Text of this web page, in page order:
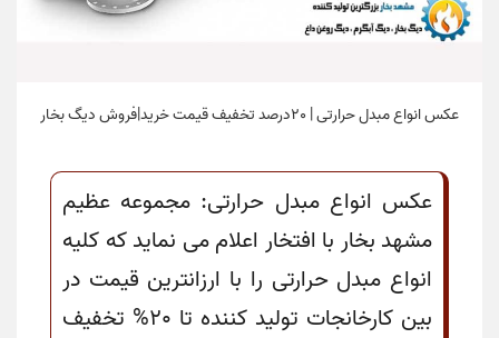
عکس انواع مبدل حرارتی | 20درصد تخفیف قیمت خرید|فروش دیگ بخار
عکس انواع مبدل حرارتی: مجموعه عظیم
مشهد بخار با افتخار اعلام می نماید که کلیه
انواع مبدل حرارتی را با ارزانترین قیمت در
بین کارخانجات تولید کننده تا 20% تخفیف